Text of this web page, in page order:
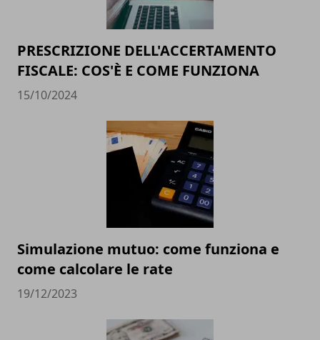
PRESCRIZIONE DELL'ACCERTAMENTO
FISCALE: COS'È E COME FUNZIONA
15/10/2024
Simulazione mutuo: come funziona e
come calcolare le rate
19/12/2023